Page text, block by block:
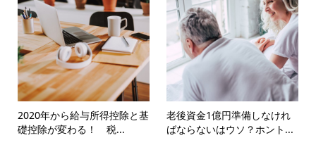
2020年から給与所得控除と基
礎控除が変わる！ 税...
老後資金1億円準備しなけれ
ばならないはウソ？ホント...